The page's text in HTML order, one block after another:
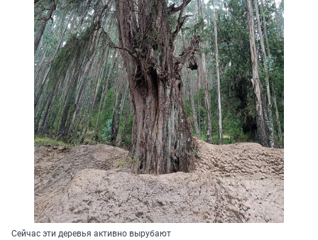
Сейчас эти деревья активно вырубают